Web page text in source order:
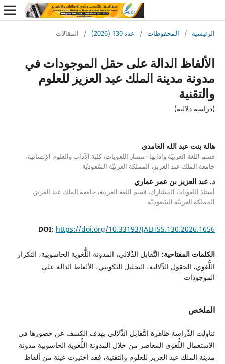
/ المحفوظات / عدد 130 (2026) / المقالات
الدالة على حقل الموجودات في
مدينة الملك عبد العزيز للعلوم
عبد الله الغامدي
العربيّة وآدابها - مسار اللغويات، كلية الآداب والعلوم الإنسانية،
عبد العزيز، المملكة العربيّة السُعوديّة
بن عمر عماري
المشارك، قسم اللغة العربية، جامعة الملك عبد العزيز،
السُعوديّة
DOI:https://doi.org/10.33193/
المفتاحية:التَّقابل الدِّلالي، المدونة اللُّغوية الحاسوبية، التكرار
الحقول الدِّلالية، التحليل التكويني، الألفاظ الدالة على
الدِّراسة ظاهرة التَّقابل الدِّلالي بهدف الكشف عن حضورها في
اللُّغوي المعاصر من خلال المدونة اللُّغوية الحاسوبية مدونة
عبد العزيز للعلوم والتقنية، فقد اختيرت عينة من ألفاظ